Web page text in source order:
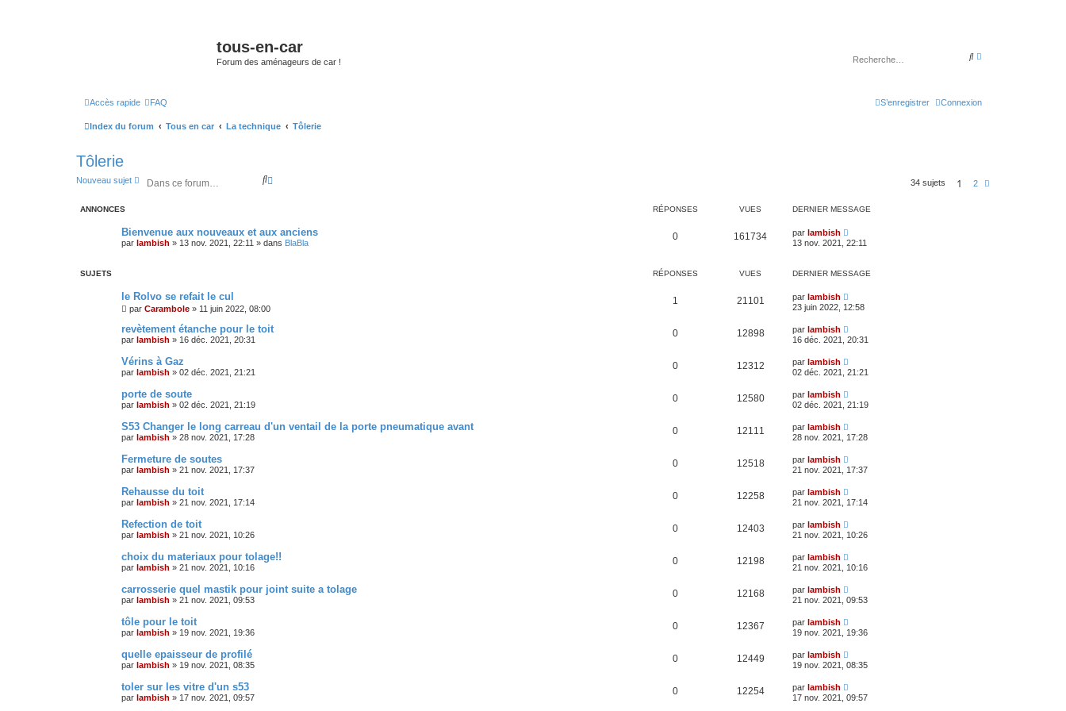
tous-en-car
Forum des aménageurs de car !
R
r r
é
Accès rapide FAQ Connexion
S’enregistrer
Index du forum Tous en car La technique Tôlerie
Tôlerie
Nouveau sujet
R
r
c
r
c
é
34 sujets 1 2
ANNONCES RÉPONSES VUES DERNIER MESSAGE
Bienvenue aux nouveaux et aux anciens
par lambish » 13 nov. 2021, 22:11 » dans BlaBla
0 161734 par lambish
13 nov. 2021, 22:11
SUJETS RÉPONSES VUES DERNIER MESSAGE
le Rolvo se refait le cul
par Carambole » 11 juin 2022, 08:00
1 21101 par lambish
23 juin 2022, 12:58
revètement étanche pour le toit
par lambish » 16 déc. 2021, 20:31
0 12898 par lambish
16 déc. 2021, 20:31
Vérins à Gaz
par lambish » 02 déc. 2021, 21:21
0 12312 par lambish
02 déc. 2021, 21:21
porte de soute
par lambish » 02 déc. 2021, 21:19
0 12580 par lambish
02 déc. 2021, 21:19
S53 Changer le long carreau d'un ventail de la porte pneumatique avant
par lambish » 28 nov. 2021, 17:28
0 12111 par lambish
28 nov. 2021, 17:28
Fermeture de soutes
par lambish » 21 nov. 2021, 17:37
0 12518 par lambish
21 nov. 2021, 17:37
Rehausse du toit
par lambish » 21 nov. 2021, 17:14
0 12258 par lambish
21 nov. 2021, 17:14
Refection de toit
par lambish » 21 nov. 2021, 10:26
0 12403 par lambish
21 nov. 2021, 10:26
choix du materiaux pour tolage!!
par lambish » 21 nov. 2021, 10:16
0 12198 par lambish
21 nov. 2021, 10:16
carrosserie quel mastik pour joint suite a tolage
par lambish » 21 nov. 2021, 09:53
0 12168 par lambish
21 nov. 2021, 09:53
tôle pour le toit
par lambish » 19 nov. 2021, 19:36
0 12367 par lambish
19 nov. 2021, 19:36
quelle epaisseur de profilé
par lambish » 19 nov. 2021, 08:35
0 12449 par lambish
19 nov. 2021, 08:35
toler sur les vitre d'un s53
par lambish » 17 nov. 2021, 09:57
0 12254 par lambish
17 nov. 2021, 09:57